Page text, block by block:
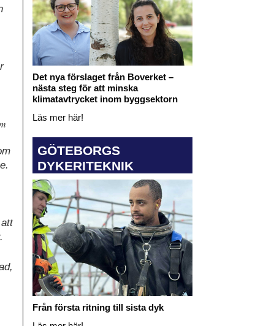
Det nya förslaget från Boverket –
nästa steg för att minska
klimatavtrycket inom byggsektorn
Läs mer här!
GÖTEBORGS
DYKERITEKNIK
Från första ritning till sista dyk